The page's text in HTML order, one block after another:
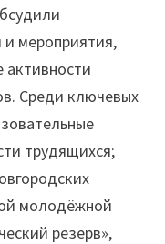
и мероприятия,
активности
Среди ключевых
трудящихся;
молодёжной
резерв»,